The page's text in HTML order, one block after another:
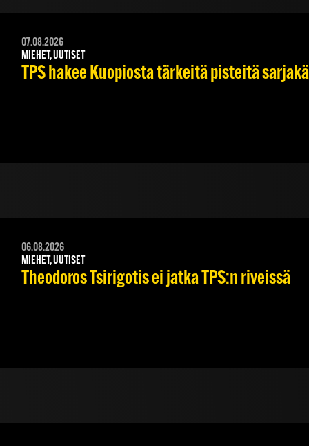
07.08.2026
MIEHET, UUTISET
TPS hakee Kuopiosta tärkeitä pisteitä
06.08.2026
MIEHET, UUTISET
Theodoros Tsirigotis ei jatka TPS:n riveissä